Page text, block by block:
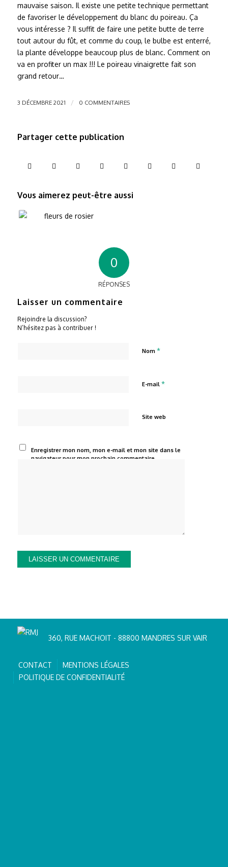
mauvaise saison. Il existe une petite technique permettant
de favoriser le développement du blanc du poireau. Ça
vous intéresse ? Il suffit de faire une petite butte de terre
tout autour du fût, et comme du coup, le bulbe est enterré,
la plante développe beaucoup plus de blanc. Comment on
va en profiter un max !!! Le poireau vinaigrette fait son
grand retour…
3 DÉCEMBRE 2021 / 0 COMMENTAIRES
Partager cette publication
Vous aimerez peut-être aussi
0
RÉPONSES
Laisser un commentaire
Rejoindre la discussion?
N’hésitez pas à contribuer !
Nom *
E-mail *
Site web
Enregistrer mon nom, mon e-mail et mon site dans le
navigateur pour mon prochain commentaire.
360, RUE MACHOIT - 88800 MANDRES SUR VAIR
CONTACT
MENTIONS LÉGALES
POLITIQUE DE CONFIDENTIALITÉ